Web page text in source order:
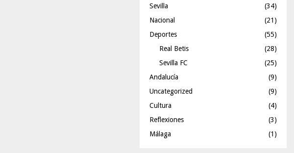
Sevilla
(34)
Nacional
(21)
Deportes
(55)
Real Betis
(28)
Sevilla FC
(25)
Andalucía
(9)
Uncategorized
(9)
Cultura
(4)
Reflexiones
(3)
Málaga
(1)